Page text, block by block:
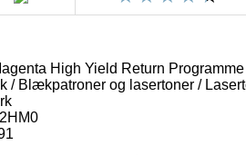
High Yield Return
/ Blækpatroner og lasertoner /